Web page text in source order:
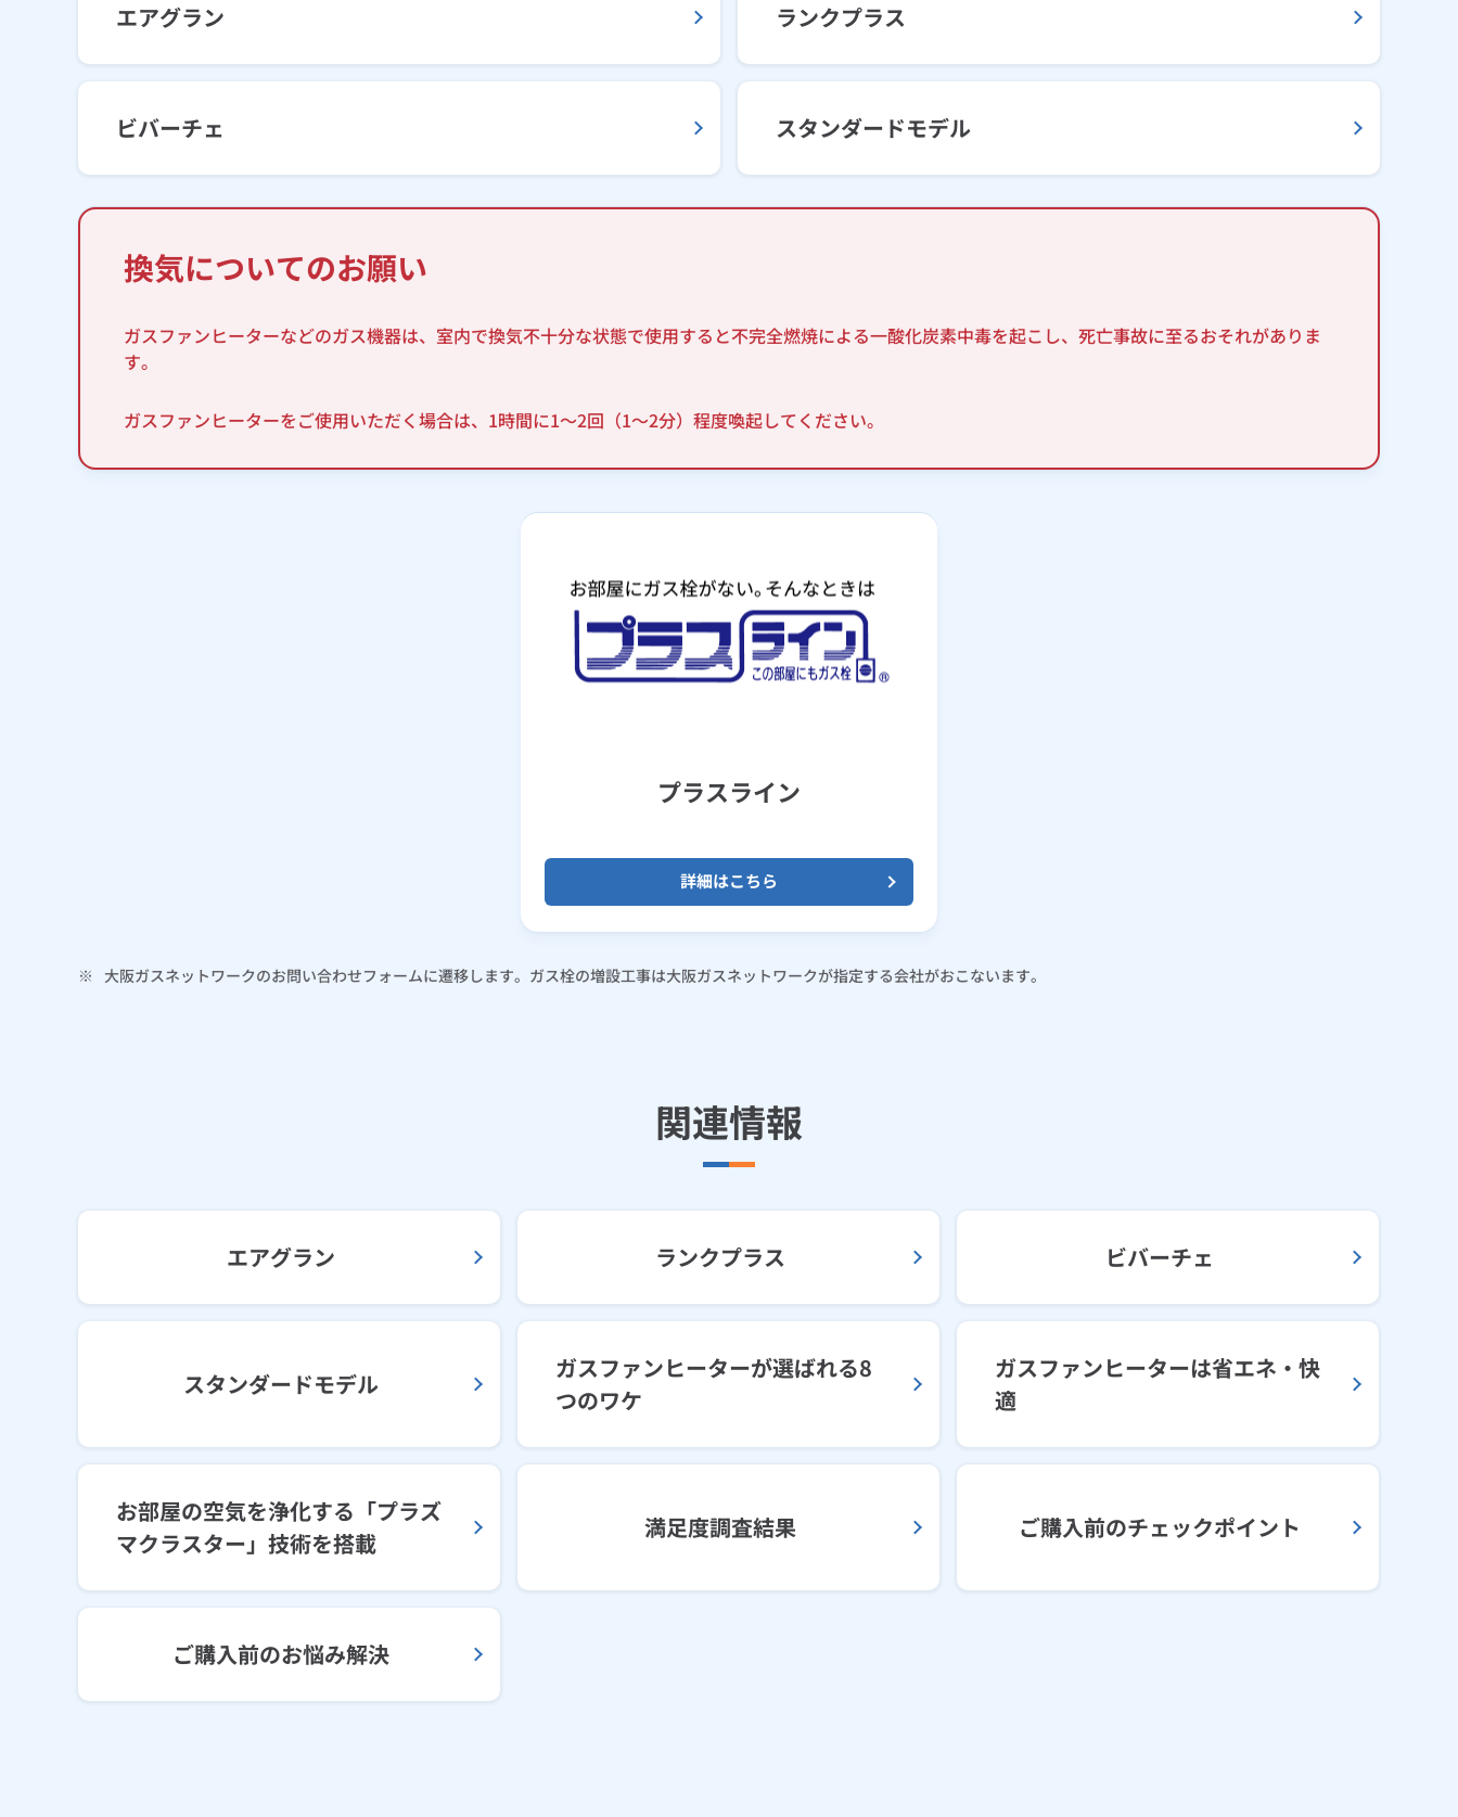
エアグラン ランクプラス
ビバーチェ スタンダードモデル
換気についてのお願い
ガスファンヒーターなどのガス機器は、室内で換気不十分な状態で使用すると不完全燃焼による一酸化炭素中毒を起こし、死亡事故に至るおそれがありま
す。
ガスファンヒーターをご使用いただく場合は、1時間に1～2回（1～2分）程度喚起してください。
プラスライン
詳細はこちら
※ 大阪ガスネットワークのお問い合わせフォームに遷移します。ガス栓の増設工事は大阪ガスネットワークが指定する会社がおこないます。
関連情報
エアグラン ランクプラス ビバーチェ
スタンダードモデル
ガスファンヒーターが選ばれる8
つのワケ
ガスファンヒーターは省エネ・快
適
お部屋の空気を浄化する「プラズ
マクラスター」技術を搭載
満足度調査結果 ご購入前のチェックポイント
ご購入前のお悩み解決